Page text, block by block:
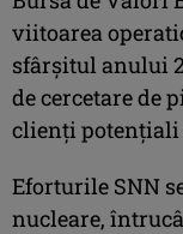
viitoarea
sfârșitul anului
de cercetare de
clienți potențiali
Eforturile SNN
nucleare,